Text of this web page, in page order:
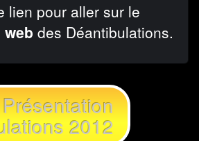
lien pour aller sur le
des Déantibulations.
Présentation
2012